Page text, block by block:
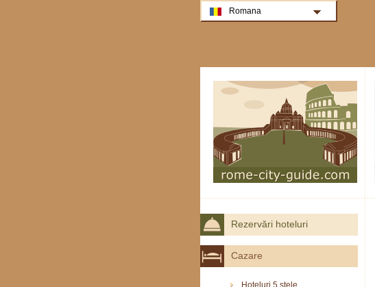
Rezervări hoteluri
Cazare
Romana